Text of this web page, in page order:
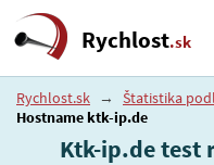
Rychlost.sk
Rychlost.sk → Štatistika
Hostname ktk-ip.de
Ktk-ip.de test